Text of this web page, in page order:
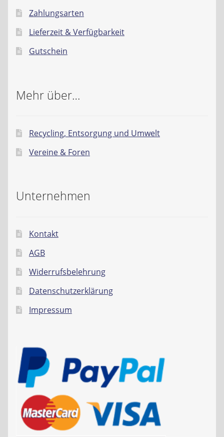
Zahlungsarten
Lieferzeit & Verfügbarkeit
Gutschein
Mehr über…
Recycling, Entsorgung und Umwelt
Vereine & Foren
Unternehmen
Kontakt
AGB
Widerrufsbelehrung
Datenschutzerklärung
Impressum